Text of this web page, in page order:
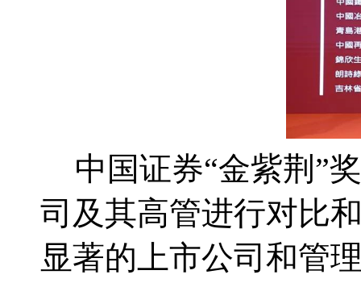
中国证券“金紫荆”
司及其高管进行对比
显著的上市公司和管